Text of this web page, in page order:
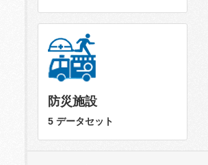
防災施設
5 データセット